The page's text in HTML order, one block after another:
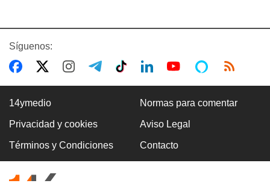
GASOLINA
En la Vía Blanca surgen puestos de venta de
gasolina en botellas de un litro
Síguenos:
14ymedio Normas para comentar
Privacidad y cookies Aviso Legal
Términos y Condiciones Contacto